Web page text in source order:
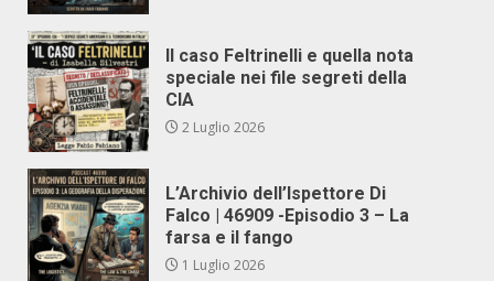
Il caso Feltrinelli e quella nota
speciale nei file segreti della
CIA
2 Luglio 2026
L’Archivio dell’Ispettore Di
Falco | 46909 -Episodio 3 – La
farsa e il fango
1 Luglio 2026